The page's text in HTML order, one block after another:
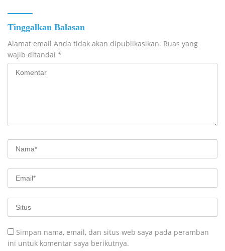
Tinggalkan Balasan
Alamat email Anda tidak akan dipublikasikan. Ruas yang
wajib ditandai *
Simpan nama, email, dan situs web saya pada peramban
ini untuk komentar saya berikutnya.